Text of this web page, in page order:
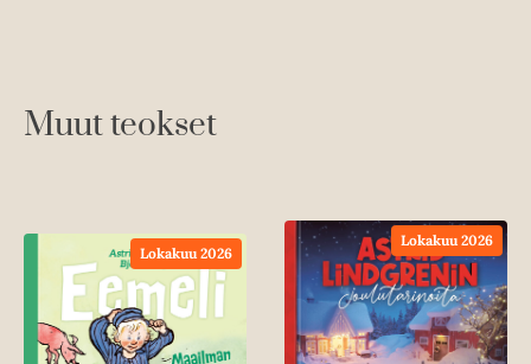
Muut teokset
Lokakuu 2026
Lokakuu 2026